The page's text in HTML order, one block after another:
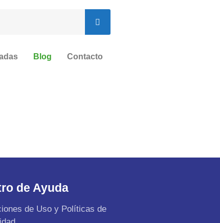
Blog Contacto
de Ayuda
de Uso y Políticas de